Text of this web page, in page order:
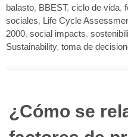
balasto, BBEST, ciclo de vida,
sociales, Life Cycle
2000, social impacts,
Sustainability, toma de
¿Cómo se